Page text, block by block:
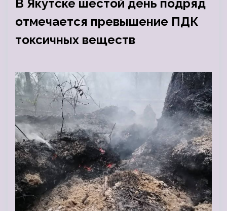
В Якутске шестой день подряд
отмечается превышение ПДК
токсичных веществ